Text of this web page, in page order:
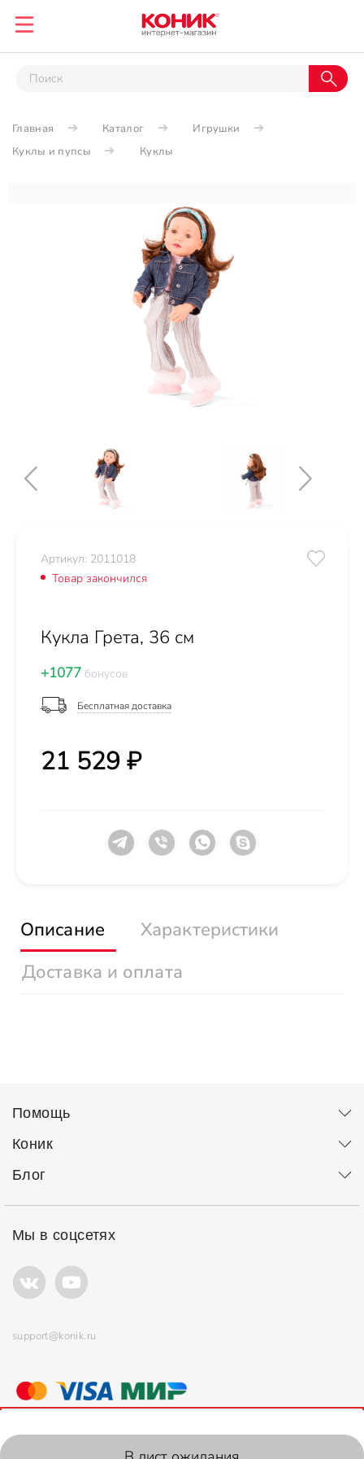
Главная Каталог
Игрушки
Куклы и пупсы
Куклы
Артикул: 2011018
Товар закончился
Кукла Грета, 36 см
+1077 бонусов
Бесплатная доставка
21 529 ₽
Описание
Характеристики
Доставка и оплата
Помощь
Коник
Блог
Мы в соцсетях
support@konik.ru